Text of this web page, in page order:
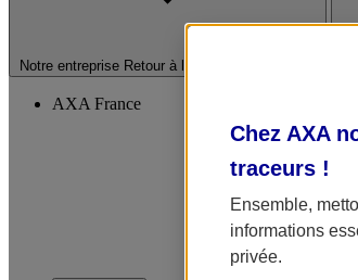
Notre entreprise Retour à la section précédente
AXA France
Chez AXA
traceurs !
Ensemble,
informations
privée.